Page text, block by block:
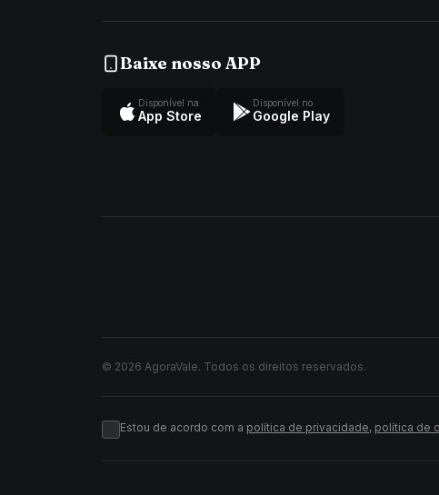
Baixe nosso APP
Disponível na
App Store
Disponível no
Google Play
© 2026 AgoraVale. Todos os direitos reservados.
Estou de acordo com a política de privacidade, política de